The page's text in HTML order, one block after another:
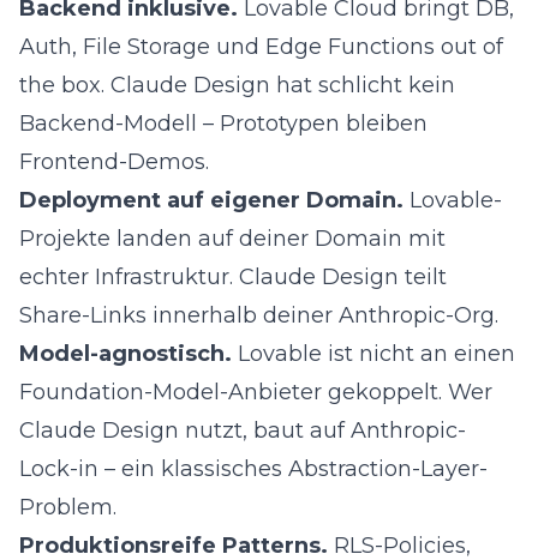
Backend inklusive. Lovable Cloud bringt DB,
Auth, File Storage und Edge Functions out of
the box. Claude Design hat schlicht kein
Backend-Modell – Prototypen bleiben
Frontend-Demos.
Deployment auf eigener Domain. Lovable-
Projekte landen auf deiner Domain mit
echter Infrastruktur. Claude Design teilt
Share-Links innerhalb deiner Anthropic-Org.
Model-agnostisch. Lovable ist nicht an einen
Foundation-Model-Anbieter gekoppelt. Wer
Claude Design nutzt, baut auf Anthropic-
Lock-in – ein klassisches Abstraction-Layer-
Problem.
Produktionsreife Patterns. RLS-Policies,